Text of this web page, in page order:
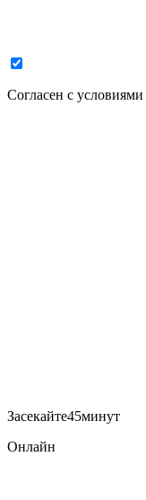
Cогласен с условиями
Засекайте45минут
Онлайн